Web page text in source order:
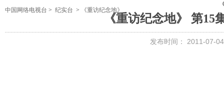
中国网络电视台 > 纪实台 > 《重访纪念地》
《重访纪念地》 第15
发布时间： 2011-07-